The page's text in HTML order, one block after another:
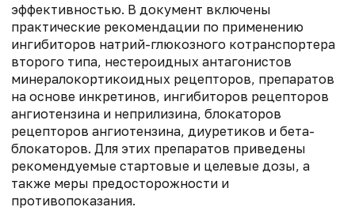
эффективностью. В документ включены
практические рекомендации по применению
ингибиторов натрий-глюкозного котранспортера
второго типа, нестероидных антагонистов
минералокортикоидных рецепторов, препаратов
на основе инкретинов, ингибиторов рецепторов
ангиотензина и неприлизина, блокаторов
рецепторов ангиотензина, диуретиков и бета-
блокаторов. Для этих препаратов приведены
рекомендуемые стартовые и целевые дозы, а
также меры предосторожности и
противопоказания.